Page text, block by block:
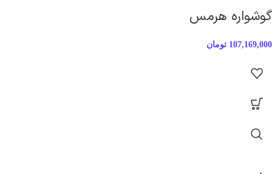
گوشواره هرمس
107,169,000 تومان